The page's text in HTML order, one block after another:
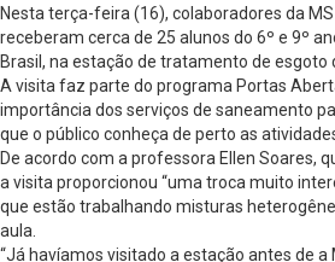
Nesta terça-feira (16), colaboradores da
receberam cerca de 25 alunos do 6º e 9º
Brasil, na estação de tratamento de esgoto
A visita faz parte do programa Portas
importância dos serviços de saneamento
que o público conheça de perto as
De acordo com a professora Ellen Soares,
a visita proporcionou “uma troca muito
que estão trabalhando misturas
aula.
“Já havíamos visitado a estação antes de a